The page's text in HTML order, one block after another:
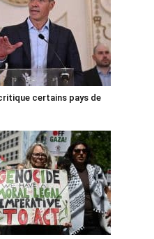
certains pays de